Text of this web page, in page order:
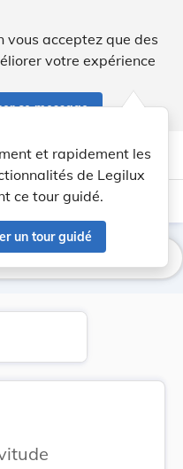
acceptez que des
votre expérience
ce message
help Aide
et rapidement les
de Legilux
ce tour guidé.
un tour guidé
light_mode dark_mode